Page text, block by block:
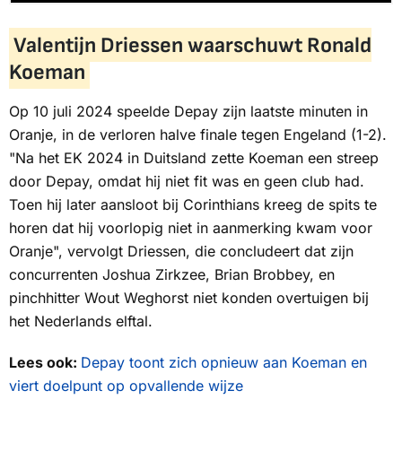
Valentijn Driessen waarschuwt Ronald
Koeman
Op 10 juli 2024 speelde Depay zijn laatste minuten in
Oranje, in de verloren halve finale tegen Engeland (1-2).
"Na het EK 2024 in Duitsland zette Koeman een streep
door Depay, omdat hij niet fit was en geen club had.
Toen hij later aansloot bij Corinthians kreeg de spits te
horen dat hij voorlopig niet in aanmerking kwam voor
Oranje", vervolgt Driessen, die concludeert dat zijn
concurrenten Joshua Zirkzee, Brian Brobbey, en
pinchhitter Wout Weghorst niet konden overtuigen bij
het Nederlands elftal.
Lees ook: Depay toont zich opnieuw aan Koeman en
viert doelpunt op opvallende wijze